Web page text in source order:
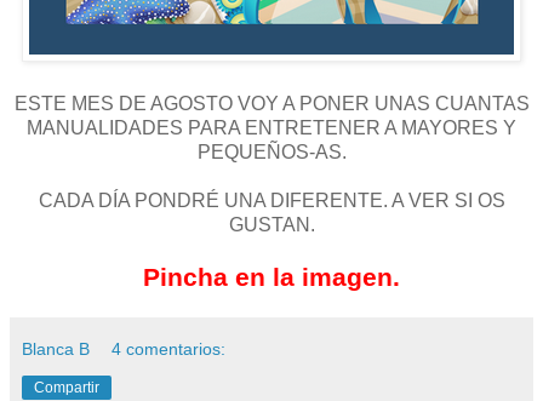
ESTE MES DE AGOSTO VOY A PONER UNAS CUANTAS
MANUALIDADES PARA ENTRETENER A MAYORES Y
PEQUEÑOS-AS.
CADA DÍA PONDRÉ UNA DIFERENTE. A VER SI OS
GUSTAN.
Pincha en la imagen.
Blanca B 4 comentarios:
Compartir